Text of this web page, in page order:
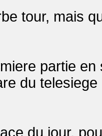
tour, mais
partie
du
du jour,